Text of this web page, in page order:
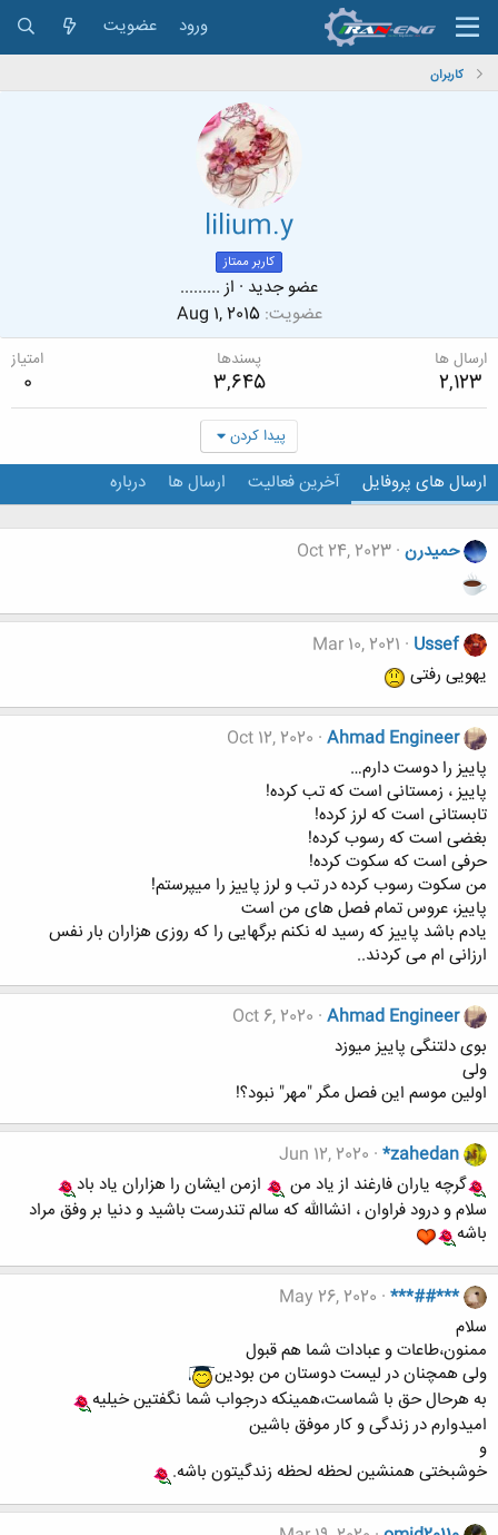
ورود عضویت
کاربران
lilium.y
کاربر ممتاز
عضو جدید · از .........
عضویت Aug 1, 2015
ارسال ها
2,123
پسندها
3,645
امتیاز
0
پیدا کردن
ارسال های پروفایل آخرین فعالیت ارسال ها درباره
حميدرن Oct 24, 2023
Ussef
Mar 10, 2021
یهویی رفتی
Ahmad Engineer
Oct 12, 2020
پاییز را دوست دارم…
ﭘﺎﯾﯿﺰ ، ﺯﻣﺴﺘﺎﻧﯽ ﺍﺳﺖ ﮐﻪ ﺗﺐ ﮐﺮﺩﻩ!
ﺗﺎﺑﺴﺘﺎﻧﯽ ﺍﺳﺖ ﮐﻪ ﻟﺮﺯ ﮐﺮﺩﻩ!
ﺑﻐﻀﯽ ﺍﺳﺖ ﮐﻪ ﺭﺳﻮﺏ ﮐﺮﺩﻩ!
ﺣﺮﻓﯽ ﺍﺳﺖ ﮐﻪ ﺳﮑﻮﺕ ﮐﺮﺩﻩ!
ﻣﻦ ﺳﮑﻮﺕ ﺭﺳﻮﺏ ﮐﺮﺩﻩ ﺩﺭ ﺗﺐ ﻭ ﻟﺮﺯ ﭘﺎﯾﯿﺰ ﺭﺍ ﻣﯿﭙﺮﺳﺘﻢ!
ﭘﺎﯾﯿﺰ، ﻋﺮﻭﺱ ﺗﻤﺎﻡ ﻓﺼﻞ ﻫﺎﯼ ﻣﻦ ﺍﺳﺖ
ﯾﺎﺩﻡ ﺑﺎﺷﺪ ﭘﺎﯾﯿﺰ ﮐﻪ ﺭﺳﯿﺪ ﻟﻪ ﻧﮑﻨﻢ ﺑﺮﮔﻬﺎﯾﯽ ﺭﺍ ﮐﻪ ﺭﻭﺯﯼ ﻫﺰﺍﺭﺍﻥ ﺑﺎﺭ ﻧﻔﺲ
ﺍﺭﺯﺍﻧﯽ ﺍﻡ ﻣﯽ ﻛﺮﺩﻧﺪ..
Ahmad Engineer
Oct 6, 2020
بوی دلتنگی پاییز میوزد
ولی
اولین موسم این فصل مگر "مهر" نبود؟!
*zahedan
Jun 12, 2020
گرچه یاران فارغند از یاد من
ازمن ایشان را هزاران یاد باد
سلام و درود فراوان ، انشاالله که سالم تندرست باشید و دنیا بر وفق مراد
باشه
***##***
May 26, 2020
سلام
ممنون،طاعات و عبادات شما هم قبول
ولی همچنان در لیست دوستان من بودین
به هرحال حق با شماست،همینکه درجواب شما نگفتین خیلیه
امیدوارم در زندگی و کار موفق باشین
و
خوشبختی همنشین لحظه لحظه زندگیتون باشه.